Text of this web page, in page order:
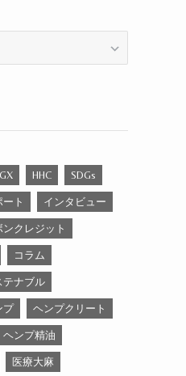
GX HHC SDGs
ト インタビュー
ンクレジット
コラム
テナブル
プ ヘンプクリート
ヘンプ精油
医療大麻